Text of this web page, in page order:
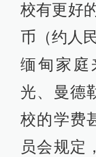
校有更好
币（约人
缅甸家庭
光、曼德
校的学费
员会规定